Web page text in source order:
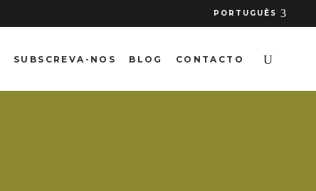
PORTUGUÊS
SUBSCREVA-NOS BLOG CONTACTO